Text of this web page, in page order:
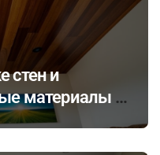
стен и
материалы и
для